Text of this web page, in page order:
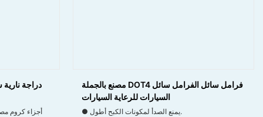
دراجة
مصنع بالجملة DOT4 فرامل سائل الفرامل سائل
السيارات للرعاية السيارات
● يمنع الصدأ لمكونات الكبح أطول.